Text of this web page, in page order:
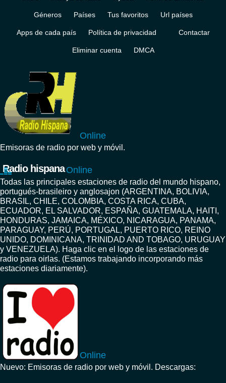
Géneros Países Tus favoritos Url países
Apps de cada país Política de privacidad Contactar
Eliminar cuenta DMCA
Online
Emisoras de radio por web y móvil.
Radio hispana Online
Todas las principales estaciones de radio del mundo hispano,
portugués-brasileiro y anglosajon (ARGENTINA, BOLIVIA,
BRASIL, CHILE, COLOMBIA, COSTA RICA, CUBA,
ECUADOR, EL SALVADOR, ESPAÑA, GUATEMALA, HAITI,
HONDURAS, JAMAICA, MÉXICO, NICARAGUA, PANAMA,
PARAGUAY, PERÚ, PORTUGAL, PUERTO RICO, REINO
UNIDO, DOMINICANA, TRINIDAD AND TOBAGO, URUGUAY
y VENEZUELA). Haga clic en el logo de las estaciones de
radio para oirlas. (Estamos trabajando incorporando más
estaciones diariamente).
Online
Nuevo: Emisoras de radio por web y móvil. Descargas: